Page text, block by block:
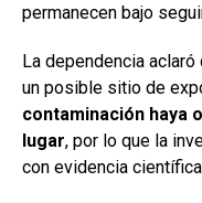
permanecen bajo
La dependencia
un posible sitio de
contaminación haya
lugar, por lo que la
con evidencia